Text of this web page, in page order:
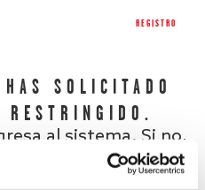
REGISTRO
SOLICITADO
RESTRINGIDO.
al sistema. Si no,